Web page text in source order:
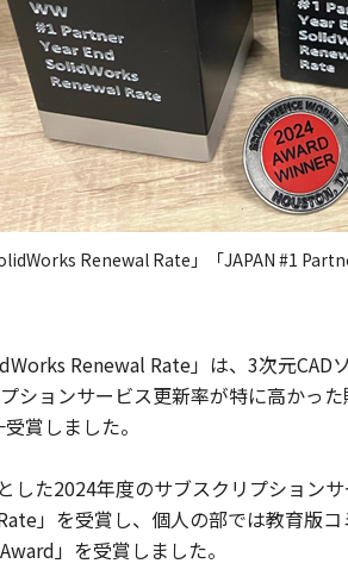
Renewal Rate」「JAPAN #1
Renewal Rate」は、3次元
ションサービス更新率が特に高かっ
賞しました。
した2024年度のサブスクリプション
」を受賞し、個人の部では教育版
」を受賞しました。